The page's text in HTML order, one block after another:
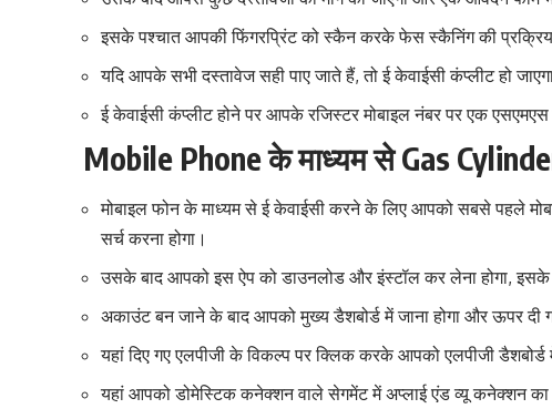
इसके पश्चात आपकी फिंगरप्रिंट को स्कैन करके फेस स्कैनिंग की प्रक्रिया
यदि आपके सभी दस्तावेज सही पाए जाते हैं, तो ई केवाईसी कंप्लीट हो
ई केवाईसी कंप्लीट होने पर आपके रजिस्टर मोबाइल नंबर पर एक एसएमएस
Mobile Phone के माध्यम से Gas
मोबाइल फोन के माध्यम से ई केवाईसी करने के लिए आपको सबसे पहले
सर्च करना होगा।
उसके बाद आपको इस ऐप को डाउनलोड और इंस्टॉल कर लेना होगा, इसके
अकाउंट बन जाने के बाद आपको मुख्य डैशबोर्ड में जाना होगा और ऊपर दी
यहां दिए गए एलपीजी के विकल्प पर क्लिक करके आपको एलपीजी डैशबोर्ड
यहां आपको डोमेस्टिक कनेक्शन वाले सेगमेंट में अप्लाई एंड व्यू कनेक्शन